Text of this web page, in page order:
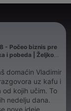
- Počeo biznis pre
i pobeda | Željko
domaćin Vladimir
kojih učim. To
nedelju dana.
nove ideje,